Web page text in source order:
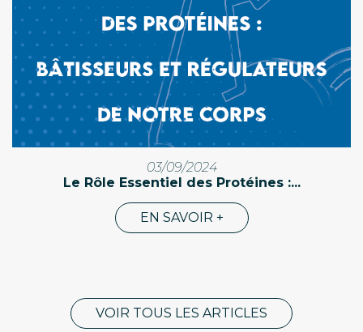
03/09/2024
Le Rôle Essentiel des Protéines :...
EN SAVOIR +
VOIR TOUS LES ARTICLES